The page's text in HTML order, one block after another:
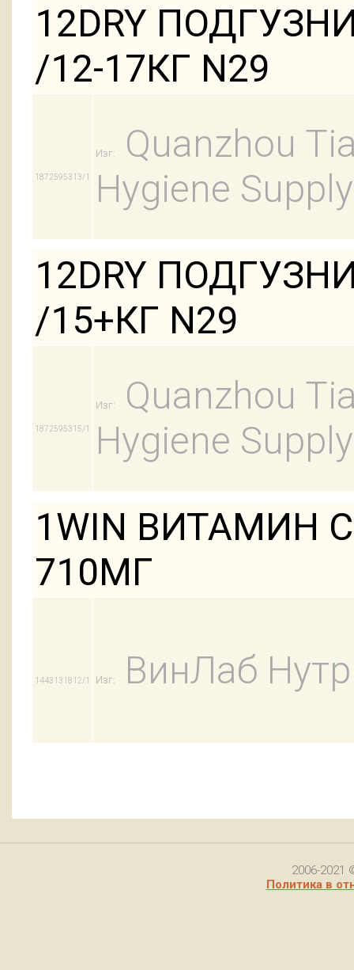
12DRY
/12-17КГ N29
1872595313/1
Изг:
Quanzhou
Hygiene
12DRY
/15+КГ N29
1872595315/1
Изг:
Quanzhou
Hygiene
1WIN ВИТАМИН
710МГ
1443131812/1 Изг: ВинЛаб
2006-2021
Политика в